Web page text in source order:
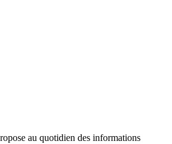
au quotidien des informations